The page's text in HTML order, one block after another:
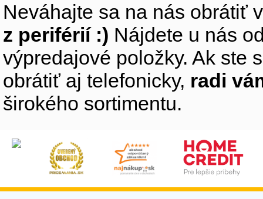
Neváhajte sa na nás obrátiť
z periférií :) Nájdete u nás
výpredajové položky. Ak ste
obrátiť aj telefonicky, radi
širokého sortimentu.